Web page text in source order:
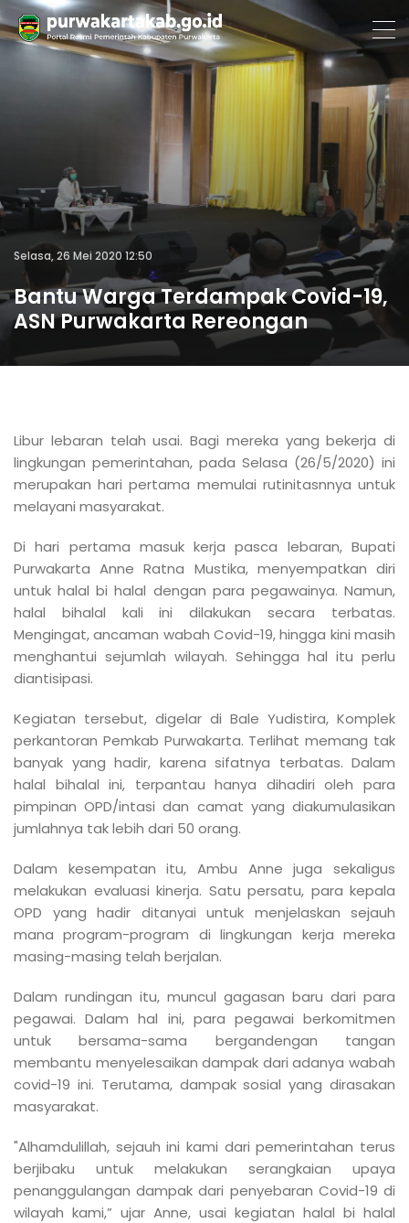
Selasa, 26 Mei 2020 12:50
Bantu Warga Terdampak Covid-19,
ASN Purwakarta Rereongan
Libur lebaran telah usai. Bagi mereka yang bekerja di
lingkungan pemerintahan, pada Selasa (26/5/2020) ini
merupakan hari pertama memulai rutinitasnnya untuk
melayani masyarakat.
Di hari pertama masuk kerja pasca lebaran, Bupati
Purwakarta Anne Ratna Mustika, menyempatkan diri
untuk halal bi halal dengan para pegawainya. Namun,
halal bihalal kali ini dilakukan secara terbatas.
Mengingat, ancaman wabah Covid-19, hingga kini masih
menghantui sejumlah wilayah. Sehingga hal itu perlu
diantisipasi.
Kegiatan tersebut, digelar di Bale Yudistira, Komplek
perkantoran Pemkab Purwakarta. Terlihat memang tak
banyak yang hadir, karena sifatnya terbatas. Dalam
halal bihalal ini, terpantau hanya dihadiri oleh para
pimpinan OPD/intasi dan camat yang diakumulasikan
jumlahnya tak lebih dari 50 orang.
Dalam kesempatan itu, Ambu Anne juga sekaligus
melakukan evaluasi kinerja. Satu persatu, para kepala
OPD yang hadir ditanyai untuk menjelaskan sejauh
mana program-program di lingkungan kerja mereka
masing-masing telah berjalan.
Dalam rundingan itu, muncul gagasan baru dari para
pegawai. Dalam hal ini, para pegawai berkomitmen
untuk bersama-sama bergandengan tangan
membantu menyelesaikan dampak dari adanya wabah
covid-19 ini. Terutama, dampak sosial yang dirasakan
masyarakat.
"Alhamdulillah, sejauh ini kami dari pemerintahan terus
berjibaku untuk melakukan serangkaian upaya
penanggulangan dampak dari penyebaran Covid-19 di
wilayah kami,” ujar Anne, usai kegiatan halal bi halal